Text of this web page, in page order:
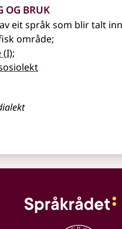
og bruk
eit språk som blir talt
område;
(1
I);